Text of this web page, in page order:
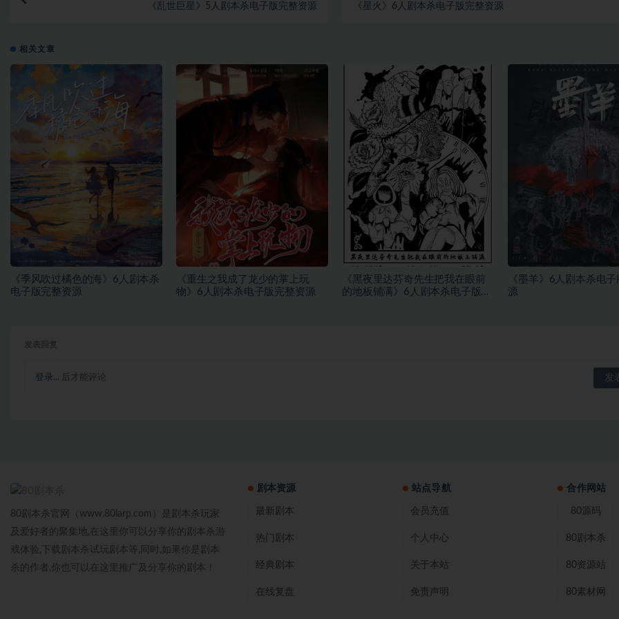
《乱世巨星》5人剧本杀电子版完整资源 《星火》6人剧本杀电子版完整资源
相关文章
《季风吹过橘色的海》6人剧本杀
电子版完整资源
《重生之我成了龙少的掌上玩
物》6人剧本杀电子版完整资源
《黑夜里达芬奇先生把我在眼前
的地板铺满》6人剧本杀电子版完
《墨羊》6人剧本杀电
源
登录... 后才能评论
80剧本杀官网（www.80larp.com）是剧本杀玩家
及爱好者的聚集地,在这里你可以分享你的剧本杀游
戏体验,下载剧本杀试玩剧本等,同时,如果你是剧本
杀的作者,你也可以在这里推广及分享你的剧本！
剧本资源
最新剧本
热门剧本
经典剧本
在线复盘
站点导航
会员充值
个人中心
关于本站
免责声明
合作网站
80源码
80剧本杀
80资源站
80素材网